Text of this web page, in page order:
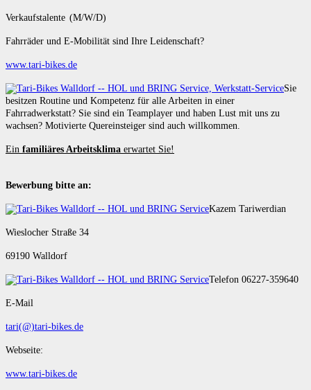
Verkaufstalente (M/W/D)
Fahrräder und E-Mobilität sind Ihre Leidenschaft?
www.tari-bikes.de
Sie
besitzen Routine und Kompetenz für alle Arbeiten in einer
Fahrradwerkstatt? Sie sind ein Teamplayer und haben Lust mit uns zu
wachsen? Motivierte Quereinsteiger sind auch willkommen.
Ein familiäres Arbeitsklima erwartet Sie!
Bewerbung bitte an:
Kazem Tariwerdian
Wieslocher Straße 34
69190 Walldorf
Telefon 06227-359640
E-Mail
tari(@)tari-bikes.de
Webseite:
www.tari-bikes.de